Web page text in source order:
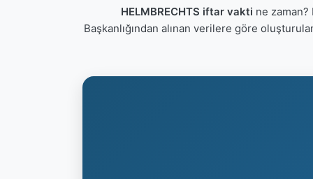
HELMBRECHTS iftar vakti ne zaman?
Başkanlığından alınan verilere göre